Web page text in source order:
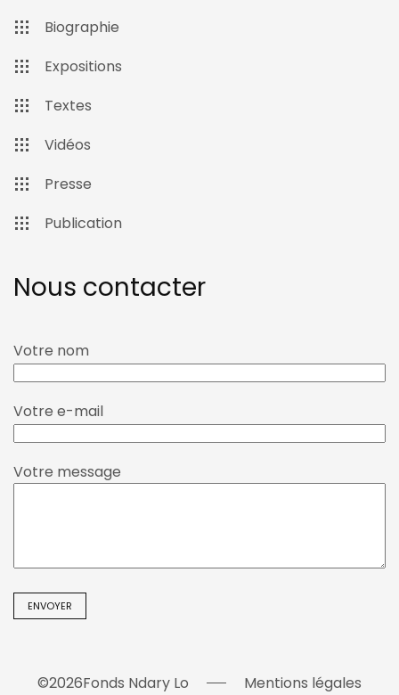
Biographie
Expositions
Textes
Vidéos
Presse
Publication
Nous contacter
Votre nom
Votre e-mail
Votre message
©2026Fonds Ndary Lo Mentions légales